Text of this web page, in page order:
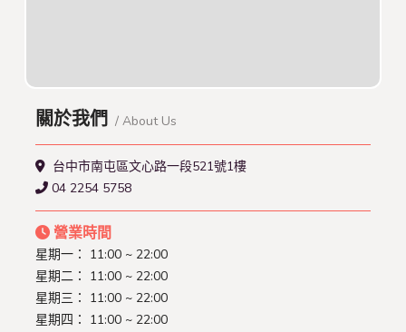
關於我們 / About Us
台中市南屯區文心路一段521號1樓
04 2254 5758
營業時間
星期一： 11:00 ~ 22:00
星期二： 11:00 ~ 22:00
星期三： 11:00 ~ 22:00
星期四： 11:00 ~ 22:00